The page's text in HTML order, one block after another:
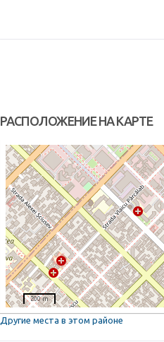
РАСПОЛОЖЕНИЕ НА КАРТЕ
200 m
Другие места в этом районе